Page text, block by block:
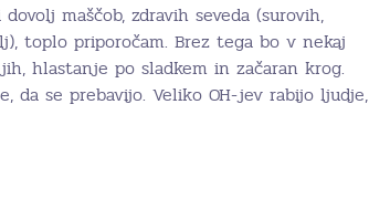
maščob, zdravih seveda (surovih,
toplo priporočam. Brez tega bo v nekaj
hlastanje po sladkem in začaran krog.
da se prebavijo. Veliko OH-jev rabijo ljudje,